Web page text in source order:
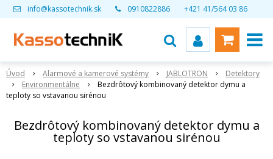
info@kassotechnik.sk 0910822886 +421 41/564 03 86
Úvod Alarmové a kamerové systémy JABLOTRON
Detektory
Environmentálne
Bezdrôtový kombinovaný detektor dymu a
teploty so vstavanou sirénou
Bezdrôtový kombinovaný detektor dymu a
teploty so vstavanou sirénou